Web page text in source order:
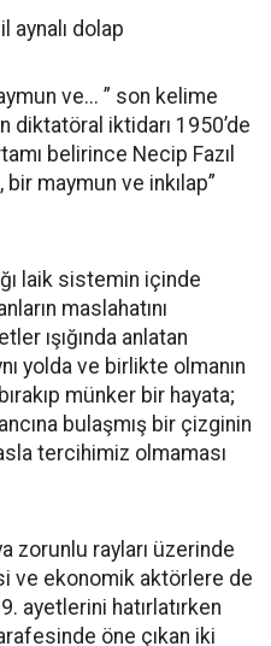
aynalı dolap
ve... ” son kelime
diktatöral iktidarı 1950’de
belirince Necip Fazıl
maymun ve inkılap”
laik sistemin içinde
maslahatını
ışığında anlatan
yolda ve birlikte olmanın
münker bir hayata;
bulaşmış bir çizginin
tercihimiz olmaması
zorunlu rayları üzerinde
ve ekonomik aktörlere de
ayetlerini hatırlatırken
öne çıkan iki